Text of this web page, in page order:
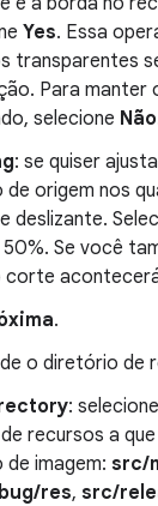
Yes. Essa
transparentes
Para manter
selecione Não
: se quiser
de origem nos
deslizante.
Se você
corte
.
o diretório de
:
recursos a
de imagem: src/
res, src/